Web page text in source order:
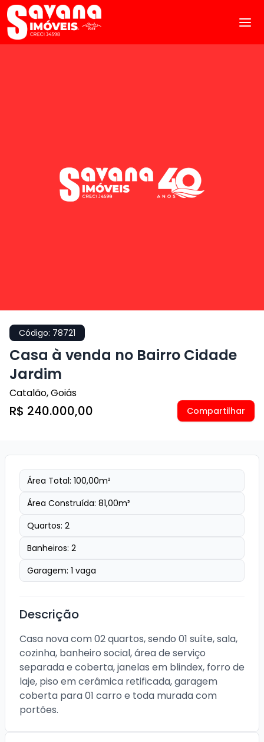
Código: 78721
Casa à venda no Bairro Cidade
Jardim
Catalão,Goiás
R$ 240.000,00 Compartilhar
Área Total: 100,00m²
Área Construída: 81,00m²
Quartos: 2
Banheiros: 2
Garagem: 1 vaga
Descrição
Casa nova com 02 quartos, sendo 01 suíte, sala,
cozinha, banheiro social, área de serviço
separada e coberta, janelas em blindex, forro de
laje, piso em cerâmica retificada, garagem
coberta para 01 carro e toda murada com
portões.